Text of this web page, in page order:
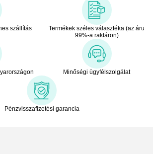
szállítás
Termékek széles választéka (az áru
99%-a raktáron)
Minőségi ügyfélszolgálat
Pénzvisszafizetési garancia